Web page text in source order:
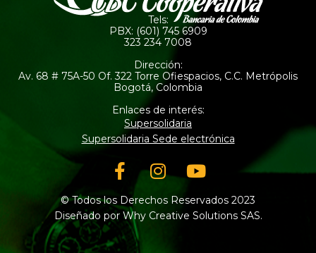
Tels:
PBX: (601) 745 6909
323 234 7008
Dirección:
Av. 68 # 75A-50 Of. 322 Torre Ofiespacios, C.C. Metrópolis
Bogotá, Colombia
Enlaces de interés:
Supersolidaria
Supersolidaria Sede electrónica
Facebook-
f
Instagram
Youtube
© Todos los Derechos Reservados 2023
Diseñado por Why Creative Solutions SAS.